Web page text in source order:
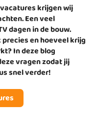
krijgen wij
Een veel
dagen in de bouw.
en hoeveel krijg
In deze blog
vragen zodat jij
snel verder!